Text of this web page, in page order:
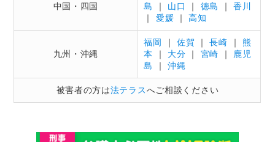
中国・四国
島
｜ 山口 ｜ 徳島 ｜香川
｜ 愛媛 ｜高知
九州・沖縄
福岡 ｜ 佐賀 ｜長崎 ｜ 熊
本
｜ 大分 ｜ 宮崎 ｜
鹿児
島
｜沖縄
被害者の方は法テラスへご相談ください